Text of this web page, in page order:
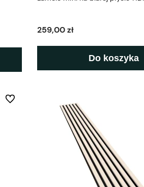
259,00 zł
Do koszyka
Do ulubionych